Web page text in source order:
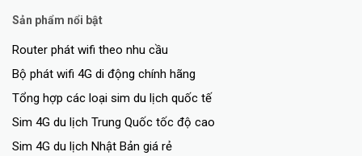
Sản phẩm nổi bật
Router phát wifi theo nhu cầu
Bộ phát wifi 4G di động chính hãng
Tổng hợp các loại sim du lịch quốc tế
Sim 4G du lịch Trung Quốc tốc độ cao
Sim 4G du lịch Nhật Bản giá rẻ